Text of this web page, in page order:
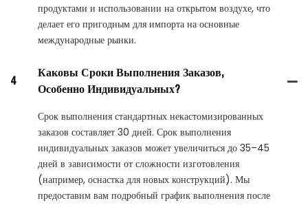
продуктами и использовании на открытом воздухе, что
делает его пригодным для импорта на основные
международные рынки.
4
Каковы Сроки Выполнения Заказов,
Особенно Индивидуальных?
Срок выполнения стандартных некастомизированных
заказов составляет 30 дней. Срок выполнения
индивидуальных заказов может увеличиться до 35–45
дней в зависимости от сложности изготовления
(например, оснастка для новых конструкций). Мы
предоставим вам подробный график выполнения после